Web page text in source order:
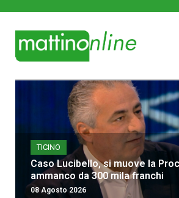
TICINO
Caso Lucibello, si muove la
ammanco da 300 mila franchi
08 Agosto 2026